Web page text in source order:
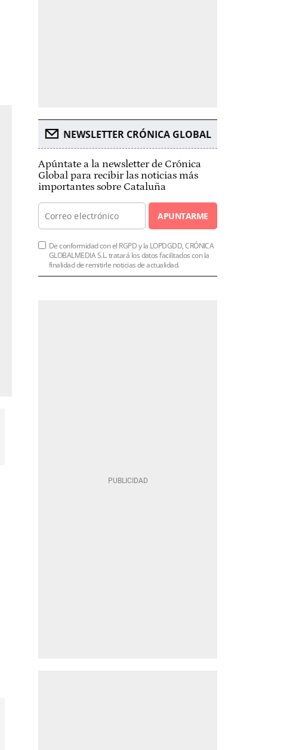
NEWSLETTER CRÓNICA GLOBAL
Apúntate a la newsletter de Crónica
Global para recibir las noticias más
importantes sobre Cataluña
APUNTARME
De conformidad con el RGPD y la LOPDGDD, CRÓNICA
GLOBALMEDIA S.L. tratará los datos facilitados con la
finalidad de remitirle noticias de actualidad.